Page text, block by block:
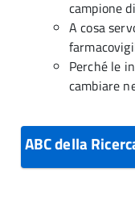
campione
A cosa
Perché le
cambiare
ABC della